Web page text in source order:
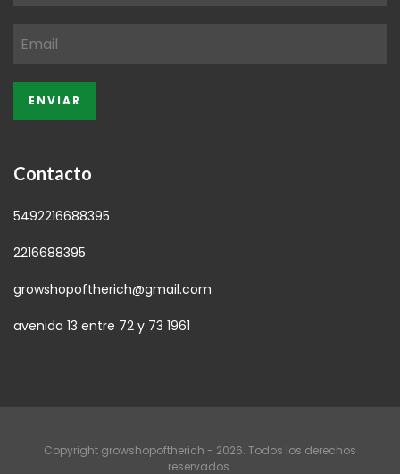
Contacto
5492216688395
2216688395
growshopoftherich@gmail.com
avenida 13 entre 72 y 73 1961
Copyright growshopoftherich - 2026. Todos los derechos
reservados.